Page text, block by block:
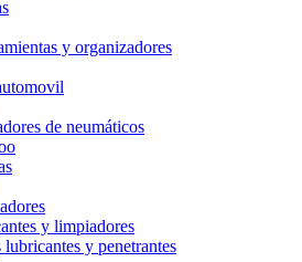
y organizadores
de neumáticos
y limpiadores
lubricantes y penetrantes